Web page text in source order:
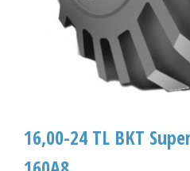
16,00-24 TL BKT